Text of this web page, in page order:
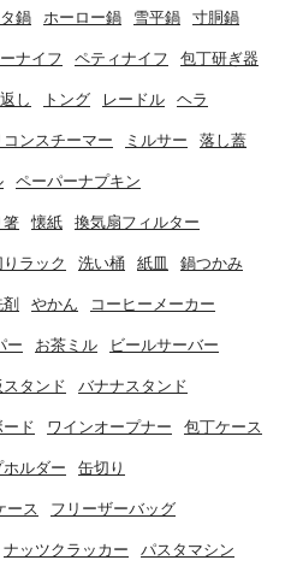
鍋 ホーロー鍋 雪平鍋 寸胴鍋
ナイフ ペティナイフ 包丁研ぎ器
し トング レードル ヘラ
コンスチーマー ミルサー 落し蓋
ペーパーナプキン
箸 懐紙 換気扇フィルター
ラック 洗い桶 紙皿 鍋つかみ
やかん コーヒーメーカー
ー お茶ミル ビールサーバー
スタンド バナナスタンド
ード ワインオープナー 包丁ケース
ルダー 缶切り
ース フリーザーバッグ
ナッツクラッカー パスタマシン